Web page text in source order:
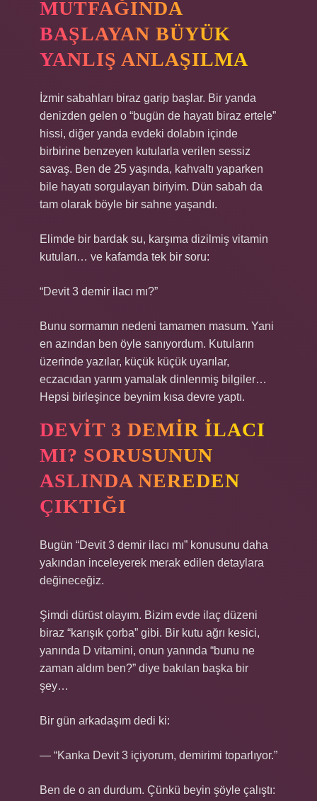
MUTFAĞINDA
BAŞLAYAN BÜYÜK
YANLIŞ ANLAŞILMA
İzmir sabahları biraz garip başlar. Bir yanda
denizden gelen o “bugün de hayatı biraz ertele”
hissi, diğer yanda evdeki dolabın içinde
birbirine benzeyen kutularla verilen sessiz
savaş. Ben de 25 yaşında, kahvaltı yaparken
bile hayatı sorgulayan biriyim. Dün sabah da
tam olarak böyle bir sahne yaşandı.
Elimde bir bardak su, karşıma dizilmiş vitamin
kutuları… ve kafamda tek bir soru:
“Devit 3 demir ilacı mı?”
Bunu sormamın nedeni tamamen masum. Yani
en azından ben öyle sanıyordum. Kutuların
üzerinde yazılar, küçük küçük uyarılar,
eczacıdan yarım yamalak dinlenmiş bilgiler…
Hepsi birleşince beynim kısa devre yaptı.
DEVIT 3 DEMIR ILACI
MI? SORUSUNUN
ASLINDA NEREDEN
ÇIKTIĞI
Bugün “Devit 3 demir ilacı mı” konusunu daha
yakından inceleyerek merak edilen detaylara
değineceğiz.
Şimdi dürüst olayım. Bizim evde ilaç düzeni
biraz “karışık çorba” gibi. Bir kutu ağrı kesici,
yanında D vitamini, onun yanında “bunu ne
zaman aldım ben?” diye bakılan başka bir
şey…
Bir gün arkadaşım dedi ki:
— “Kanka Devit 3 içiyorum, demirimi toparlıyor.”
Ben de o an durdum. Çünkü beyin şöyle çalıştı: